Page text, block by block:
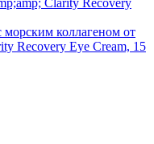
коллагеном от
Recovery Eye Cream, 15